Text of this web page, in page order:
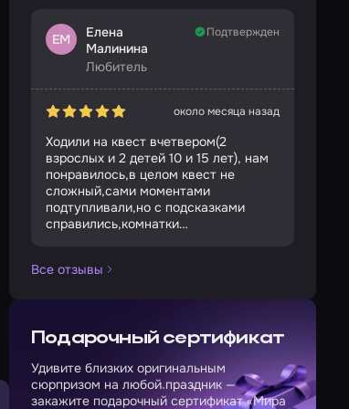
ЕМ
Елена
Малинина
Любитель
Подтвержден
около месяца назад
Ходили на квест вчетвером(2
взрослых и 2 детей 10 и 15 лет), нам
понравилось,в целом квест не
сложный,сами моментами
подтупливали,но с подсказками
справились,комнатки
Все отзывы
Подарочный сертификат
Удивите близких оригинальным
сюрпризом на любой праздник —
закажите подарочный сертификат «Мира